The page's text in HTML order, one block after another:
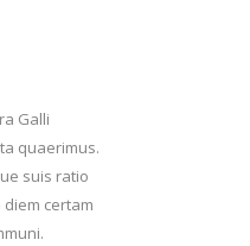
Galli
quaerimus.
suis ratio
certam